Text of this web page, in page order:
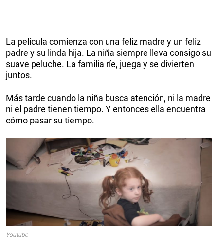
La película comienza con una feliz madre y un feliz
padre y su linda hija. La niña siempre lleva consigo su
suave peluche. La familia ríe, juega y se divierten
juntos.
Más tarde cuando la niña busca atención, ni la madre
ni el padre tienen tiempo. Y entonces ella encuentra
cómo pasar su tiempo.
Youtube